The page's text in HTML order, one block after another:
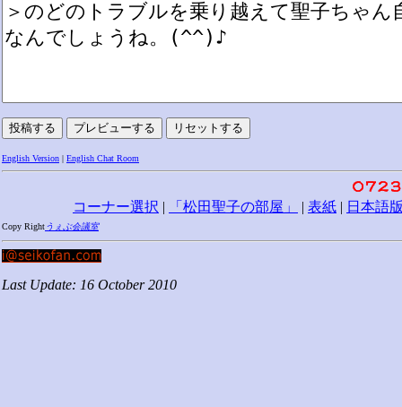
English Version English Chat Room
コーナー選択 | 「松田聖子の部屋」 | 表紙 | 日本語
Copy Right うぇぶ会議室
Last Update: 16 October 2010